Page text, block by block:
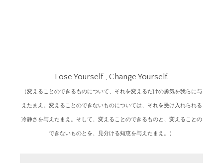
Lose Yourself , Change Yourself.
（変えることのできるものについて、それを変えるだけの勇気を我らに与
えたまえ。変えることのできないものについては、それを受け入れられる
冷静さを与えたまえ。そして、変えることのできるものと、変えることの
できないものとを、見分ける知恵を与えたまえ。）